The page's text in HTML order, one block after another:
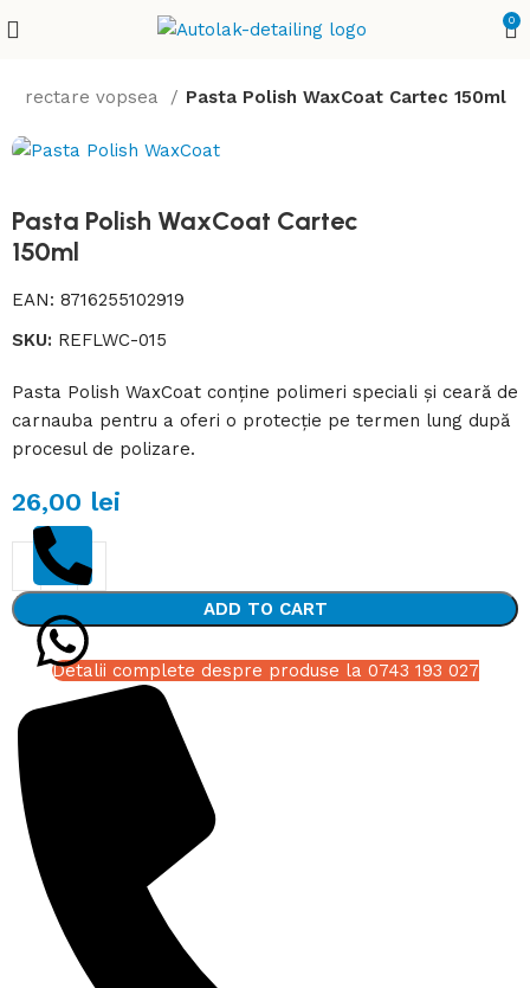
0
corectare vopsea Pasta Polish WaxCoat Cartec 150ml
Pasta Polish WaxCoat Cartec
150ml
EAN:8716255102919
SKU: REFLWC-015
Pasta Polish WaxCoat conține polimeri speciali și ceară de
carnauba pentru a oferi o protecție pe termen lung după
procesul de polizare.
26,00 lei
ADD TO CART
Detalii complete despre produse la 0743 193 027